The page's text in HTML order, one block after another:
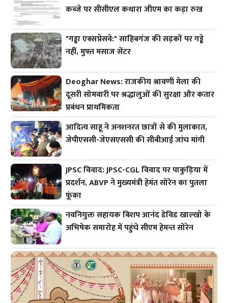
कब्जे पर सीसीएल कथारा जीएम का कड़ा रुख
"गड्ढा एक्सप्रेसवे:" साहिबगंज की सड़कों पर गड्ढे
नहीं, मुफ्त मसाज सेंटर
Deoghar News: राजकीय श्रावणी मेला की
दूसरी सोमवारी पर श्रद्धालुओं की सुरक्षा और कतार
प्रबंधन प्राथमिकता
आदित्य साहू ने अनशनरत छात्रों से की मुलाकात,
जेपीएससी-जेएसएससी की सीबीआई जांच मांगी
JPSC विवाद: JPSC-CGL विवाद पर पाकुड़िया में
प्रदर्शन, ABVP ने मुख्यमंत्री हेमंत सोरेन का पुतला
फूंका
नवनियुक्त सहायक बिशप आनंद डेविड खाल्खो के
अभिषेक समारोह में पहुंचे सीएम हेमन्त सोरेन